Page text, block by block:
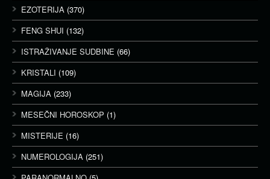
EZOTERIJA (370)
FENG SHUI (132)
ISTRAŽIVANJE SUDBINE (66)
KRISTALI (109)
MAGIJA (233)
MESEČNI HOROSKOP (1)
MISTERIJE (16)
NUMEROLOGIJA (251)